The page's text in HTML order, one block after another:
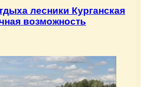
лесники Курганская
возможность